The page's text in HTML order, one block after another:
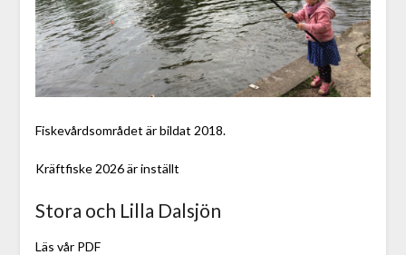
Fiskevårdsområdet är bildat 2018.
Kräftfiske 2026 är inställt
Stora och Lilla Dalsjön
Läs vår PDF